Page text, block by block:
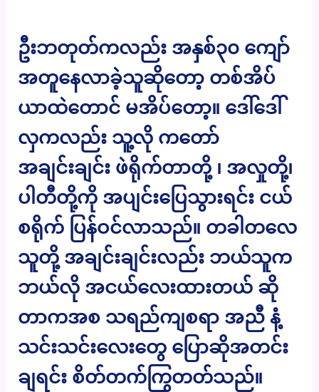
ဦးဘတုတ်ကလည်း အနှစ်၃၀ ကျော်
အတူနေလာခဲ့သူဆိုတော့ တစ်အိပ်
ယာထဲတောင် မအိပ်တော့။ ဒေါ်ဒေါ်
လှကလည်း သူ့လို ကတော်
အချင်းချင်း ဖဲရိုက်တာတို့ ၊ အလှုတို့၊
ပါတီတို့ကို အပျင်းပြေသွားရင်း ငယ်
စရိုက် ပြန်ဝင်လာသည်။ တခါတလေ
သူတို့ အချင်းချင်းလည်း ဘယ်သူက
ဘယ်လို အငယ်လေးထားတယ် ဆို
တာကအစ သရည်ကျစရာ အညီ နံ့
သင်းသင်းလေးတွေ ပြောဆိုအတင်း
ချရင်း စိတ်တက်ကြွတတ်သည်။